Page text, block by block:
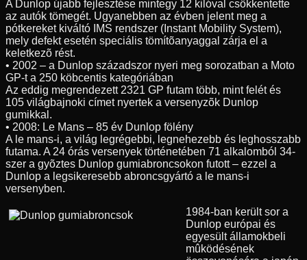
A Dunlop újabb fejlesztése mintegy 12 kilóval csökkentette
az autók tömegét. Ugyanebben az évben jelent meg a
pótkereket kiváltó IMS rendszer (Instant Mobility System),
mely defekt esetén speciális tömítõanyaggal zárja el a
keletkezõ rést.
• 2002 – a Dunlop századszor nyeri meg sorozatban a Moto
GP-t a 250 köbcentis kategóriában
Az eddig megrendezett 2321 GP futam több, mint felét és
105 világbajnoki címet nyertek a versenyzõk Dunlop
gumikkal.
• 2008: Le Mans – 85 év Dunlop fölény
A le mans-i, a világ legrégebbi, legnehezebb és leghosszabb
futama. A 24 órás versenyek történetében 71 alkalomból 34-
szer a gyõztes Dunlop gumiabroncsokon futott – ezzel a
Dunlop a legsikeresebb abroncsgyártó a le mans-i
versenyben.
1984-ban került sor a
Dunlop európai és
egyesült államokbeli
mûködésének